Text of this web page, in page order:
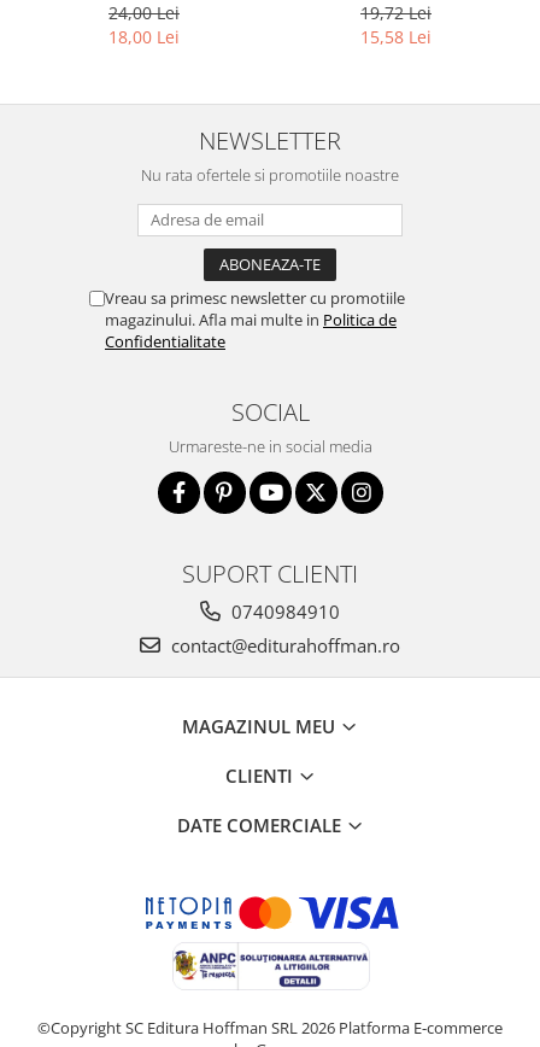
24,00 Lei
18,00 Lei
19,72 Lei
15,58 Lei
NEWSLETTER
Nu rata ofertele si promotiile noastre
Vreau sa primesc newsletter cu promotiile
magazinului. Afla mai multe in Politica de
Confidentialitate
SOCIAL
Urmareste-ne in social media
SUPORT CLIENTI
0740984910
contact@editurahoffman.ro
MAGAZINUL MEU
CLIENTI
DATE COMERCIALE
©Copyright SC Editura Hoffman SRL 2026 Platforma E-commerce